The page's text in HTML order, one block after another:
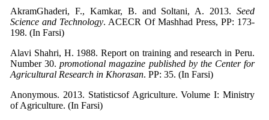
AkramGhaderi, F., Kamkar, B. and Soltani, A. 2013. Seed
Science and Technology. ACECR Of Mashhad Press, PP: 173-
198. (In Farsi)
Alavi Shahri, H. 1988. Report on training and research in Peru.
Number 30. promotional magazine published by the Center for
Agricultural Research in Khorasan. PP: 35. (In Farsi)
Anonymous. 2013. Statisticsof Agriculture. Volume I: Ministry
of Agriculture. (In Farsi)